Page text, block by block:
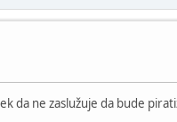
da ne zaslužuje da bude